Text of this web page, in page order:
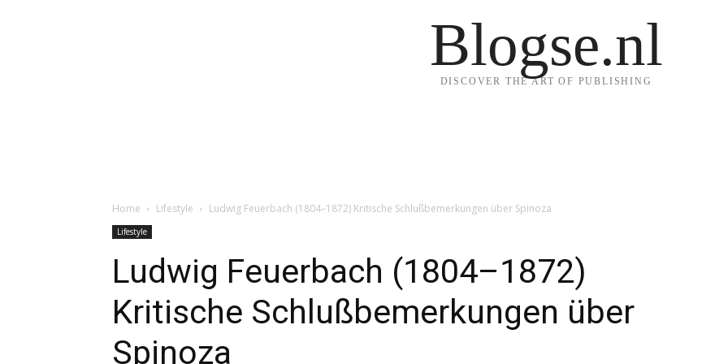
Blogse.nl
DISCOVER THE ART OF PUBLISHING
Home Lifestyle Ludwig Feuerbach (1804–1872) Kritische Schlußbemerkungen über Spinoza
Lifestyle
Ludwig Feuerbach (1804–1872)
Kritische Schlußbemerkungen über
Spinoza